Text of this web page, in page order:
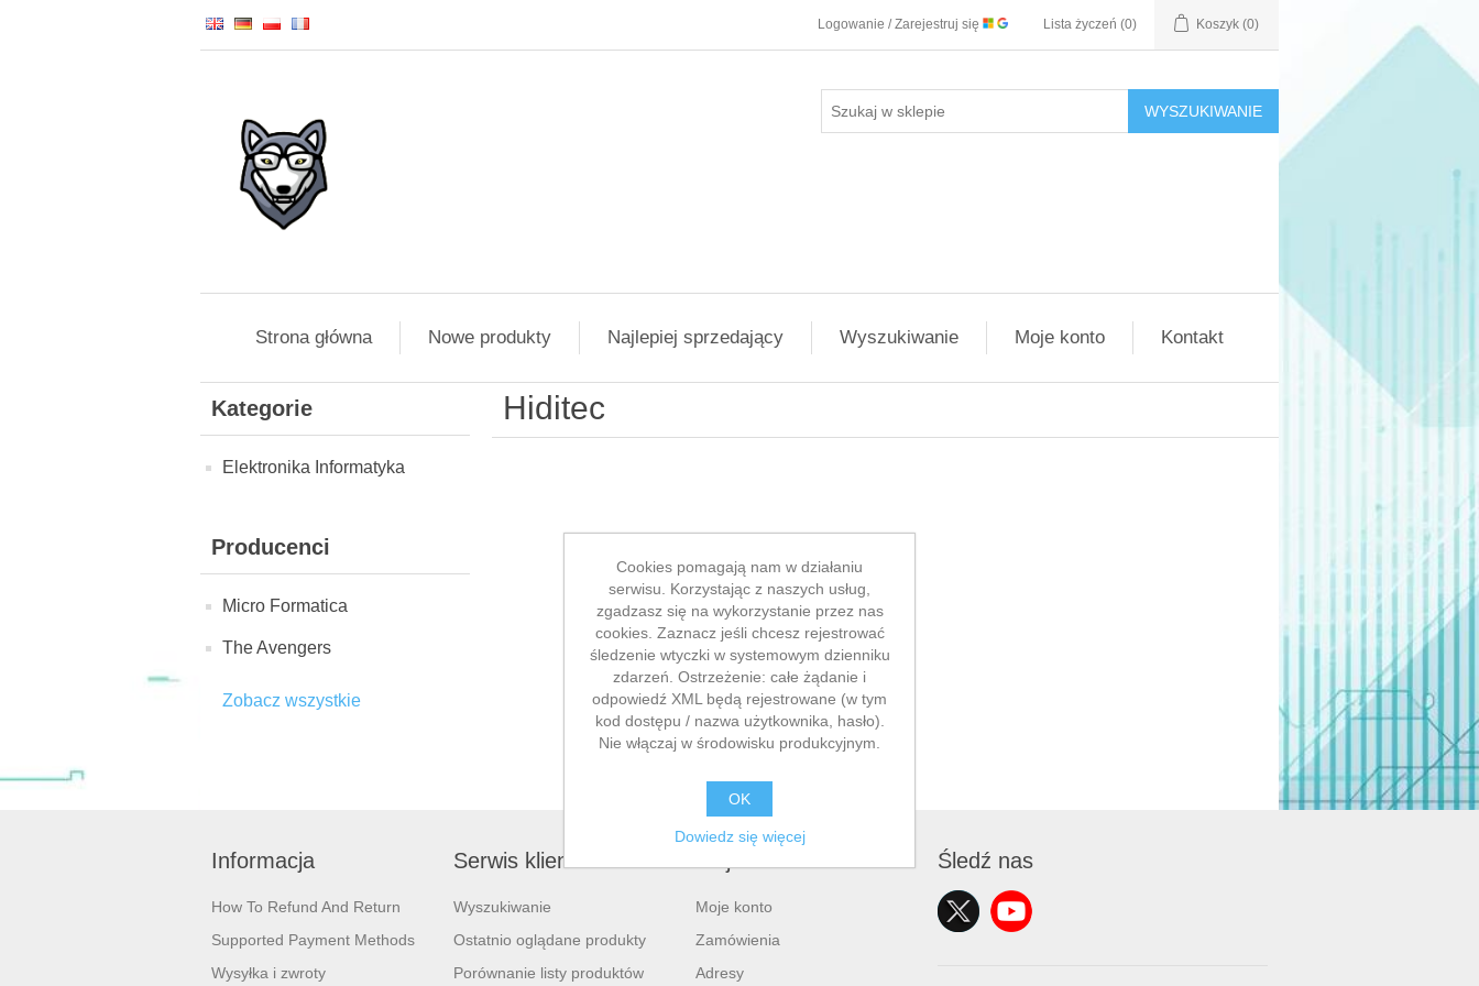
Logowanie / Zarejestruj się Lista życzeń (0) Koszyk (0)
WYSZUKIWANIE
Strona główna Nowe produkty Najlepiej sprzedający Wyszukiwanie Moje konto Kontakt
Kategorie
Elektronika Informatyka
Producenci
Micro Formatica
The Avengers
Zobacz wszystkie
Hiditec
Informacja
How To Refund And Return
Supported Payment Methods
Wysyłka i zwroty
Serwis klienta
Wyszukiwanie
Ostatnio oglądane produkty
Porównanie listy produktów
Moje konto
Zamówienia
Adresy
Śledź nas
Cookies pomagają nam w działaniu
serwisu. Korzystając z naszych usług,
zgadzasz się na wykorzystanie przez nas
cookies. Zaznacz jeśli chcesz rejestrować
śledzenie wtyczki w systemowym dzienniku
zdarzeń. Ostrzeżenie: całe żądanie i
odpowiedź XML będą rejestrowane (w tym
kod dostępu / nazwa użytkownika, hasło).
Nie włączaj w środowisku produkcyjnym.
OK
Dowiedz się więcej